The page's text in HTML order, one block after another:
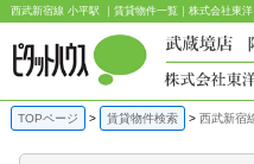
西武新宿線 小平駅 ｜賃貸物件一覧｜株式会社東洋
TOPページ 賃貸物件検索 西武新宿